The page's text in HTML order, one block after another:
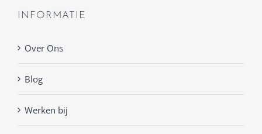
INFORMATIE
Over Ons
Blog
Werken bij